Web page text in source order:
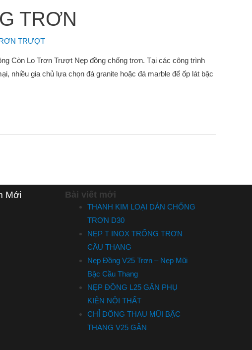
TRƠN
TRƯỢT
Còn Lo Trơn Trượt Nẹp đồng chống trơn. Tại các công trình
nhiều gia chủ lựa chọn đá granite hoặc đá marble để ốp lát bậc
Mới Bài viết mới
THANH KIM LOẠI DÁN CHỐNG
TRƠN D30
NẸP T INOX TRỐNG TRƠN
CẦU THANG
Nẹp Đồng V25 Trơn – Nẹp Mũi
Bậc Cầu Thang
NẸP ĐỒNG L25 GÂN PHỤ
KIỆN NỘI THẤT
CHỈ ĐỒNG THAU MŨI BẬC
THANG V25 GÂN